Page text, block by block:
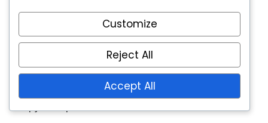
Hivatkozások
Customize
Reject All
Accept All